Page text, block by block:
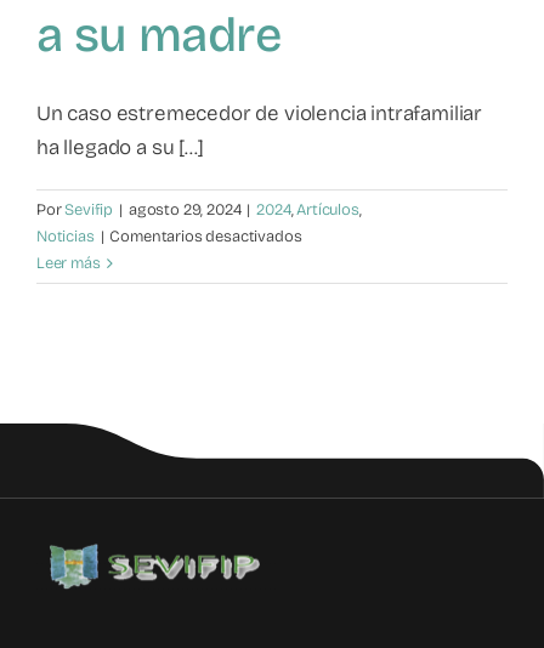
Mapa de recursos
Observatorio VFP
a su madre
Un caso estremecedor de violencia intrafamiliar
ha llegado a su [...]
PorSevifip | agosto 29, 2024 | 2024,Artículos,
Noticias | Comentarios desactivadosen
años
de
Leer más